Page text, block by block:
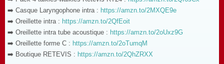
➡️ Casque Laryngophone intra : https://amzn.to/2MXQE9e
➡️ Oreillette intra : https://amzn.to/2QfEoit
➡️ Oreillette intra tube acoustique : https://amzn.to/2oUxz9G
➡️ Oreillette forme C : https://amzn.to/2oTumqM
➡️ Boutique RETEVIS : https://amzn.to/2QhZRXX